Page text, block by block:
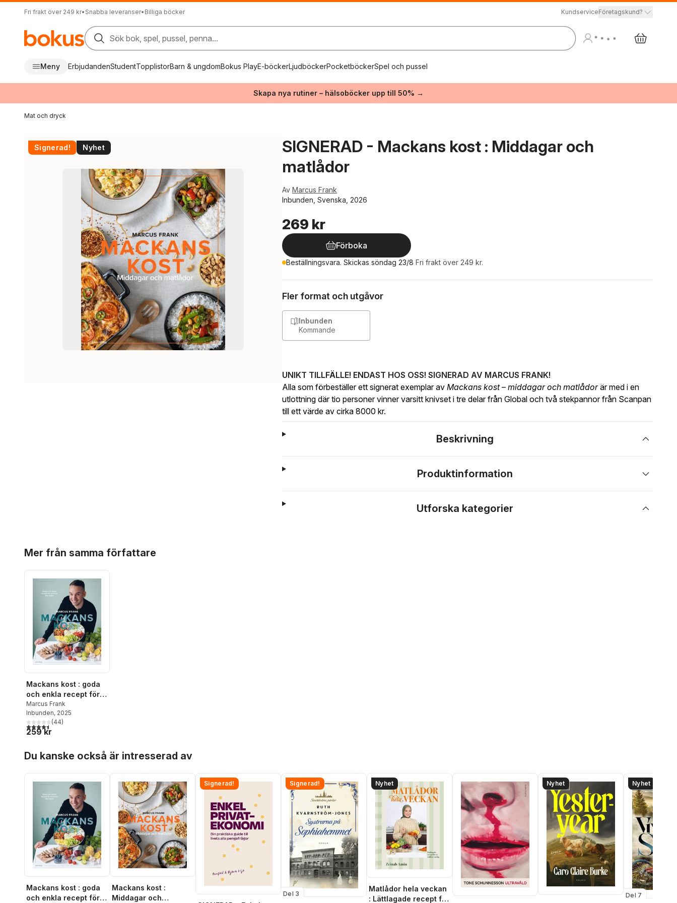
Fri frakt över 249 kr• Snabba leveranser• Billiga böcker KundserviceFöretagskund?
Sök bok, spel, pussel, penna...
Meny ErbjudandenStudentTopplistorBarn & ungdomBokus PlayE-böckerLjudböckerPocketböckerSpel och pussel
Skapa nya rutiner – hälsoböcker upp till 50% →
Mat och dryck
Signerad! Nyhet
SIGNERAD - Mackans kost : Middagar och
matlådor
Av Marcus Frank
Inbunden, Svenska, 2026
269 kr
Förboka
Beställningsvara. Skickas söndag 23/8 Fri frakt över 249 kr.
Fler format och utgåvor
Inbunden
Kommande
UNIKT TILLFÄLLE! ENDAST HOS OSS! SIGNERAD AV MARCUS FRANK!
Alla som förbeställer ett signerat exemplar av Mackans kost – middagar och matlådorär med i en
utlottning där tio personer vinner varsitt knivset i tre delar från Global och två stekpannor från Scanpan
till ett värde av cirka 8000 kr.
Beskrivning
Produktinformation
Utforska kategorier
Mer från samma författare
Mackans kost : goda
och enkla recept för
veckans alla dagar
Marcus Frank
Inbunden, 2025
4,5utav 5 stjärnor. Totalt antal röster:
(44)
259 kr
Du kanske också är intresserad av
Mackans kost : goda
och enkla recept för
Mackans kost :
Middagar och
Signerad! Signerad!
Del 3
Nyhet
Matlådor hela veckan
: Lättlagade recept för
Nyhet Nyhet
Del 7